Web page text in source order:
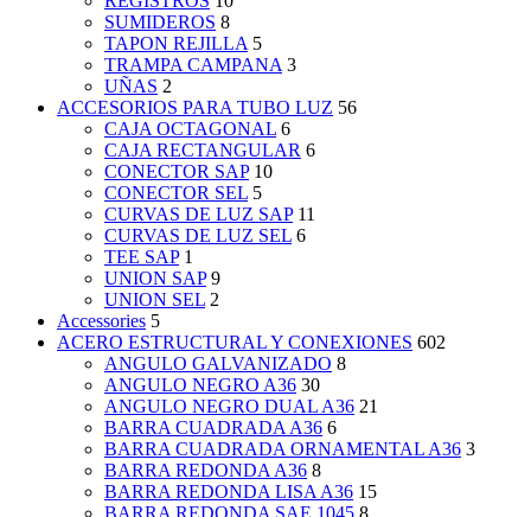
SUMIDEROS 8
TAPON REJILLA 5
TRAMPA CAMPANA 3
UÑAS 2
ACCESORIOS PARA TUBO LUZ 56
CAJA OCTAGONAL 6
CAJA RECTANGULAR 6
CONECTOR SAP 10
CONECTOR SEL 5
CURVAS DE LUZ SAP 11
CURVAS DE LUZ SEL 6
TEE SAP 1
UNION SAP 9
UNION SEL 2
Accessories 5
ACERO ESTRUCTURAL Y CONEXIONES 602
ANGULO GALVANIZADO 8
ANGULO NEGRO A36 30
ANGULO NEGRO DUAL A36 21
BARRA CUADRADA A36 6
BARRA CUADRADA ORNAMENTAL A36 3
BARRA REDONDA A36 8
BARRA REDONDA LISA A36 15
BARRA REDONDA SAE 1045 8